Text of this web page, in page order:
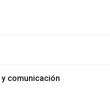
comunicación